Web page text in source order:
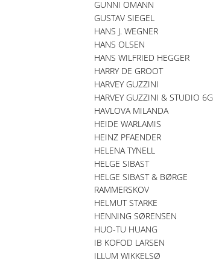
GUNNI OMANN
GUSTAV SIEGEL
HANS J. WEGNER
HANS OLSEN
HANS WILFRIED HEGGER
HARRY DE GROOT
HARVEY GUZZINI
HARVEY GUZZINI & STUDIO 6G
HAVLOVA MILANDA
HEIDE WARLAMIS
HEINZ PFAENDER
HELENA TYNELL
HELGE SIBAST
HELGE SIBAST & BØRGE
RAMMERSKOV
HELMUT STARKE
HENNING SØRENSEN
HUO-TU HUANG
IB KOFOD LARSEN
ILLUM WIKKELSØ